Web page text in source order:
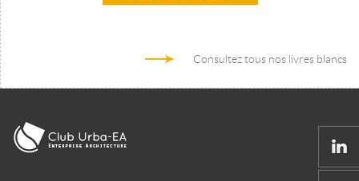
Consultez tous nos livres blancs